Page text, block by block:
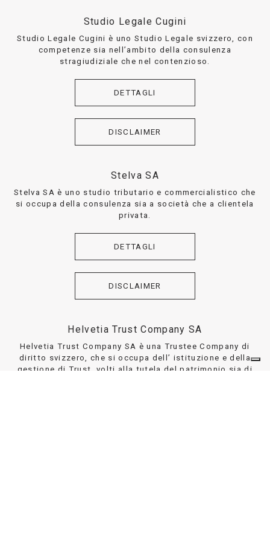
Studio Legale Cugini
Studio Legale Cugini è uno Studio Legale svizzero, con
competenze sia nell’ambito della consulenza
stragiudiziale che nel contenzioso.
DETTAGLI
DISCLAIMER
Stelva SA
Stelva SA è uno studio tributario e commercialistico che
si occupa della consulenza sia a società che a clientela
privata.
DETTAGLI
DISCLAIMER
Helvetia Trust Company SA
Helvetia Trust Company SA è una Trustee Company di
diritto svizzero, che si occupa dell’ istituzione e della
gestione di Trust, volti alla tutela del patrimonio sia di